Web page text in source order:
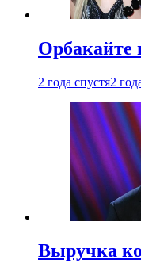
Орбакайте
2 года спустя2
Выручка